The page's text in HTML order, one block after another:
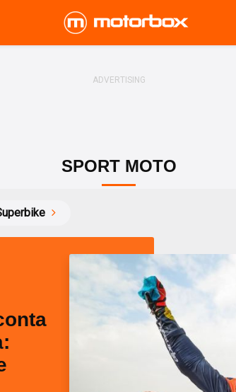
SPORT MOTO